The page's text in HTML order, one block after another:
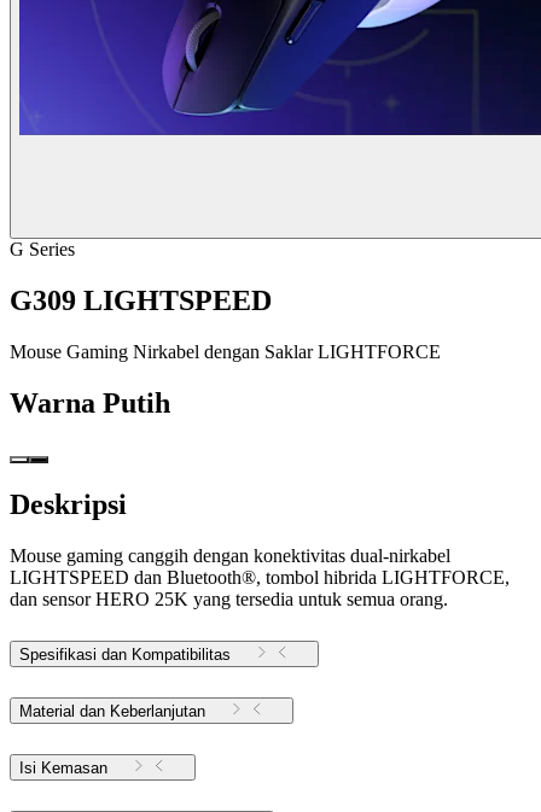
G Series
G309 LIGHTSPEED
Mouse Gaming Nirkabel dengan Saklar LIGHTFORCE
Warna Putih
Deskripsi
Mouse gaming canggih dengan konektivitas dual-nirkabel
LIGHTSPEED dan Bluetooth®, tombol hibrida LIGHTFORCE,
dan sensor HERO 25K yang tersedia untuk semua orang.
Spesifikasi dan Kompatibilitas
Material dan Keberlanjutan
Isi Kemasan